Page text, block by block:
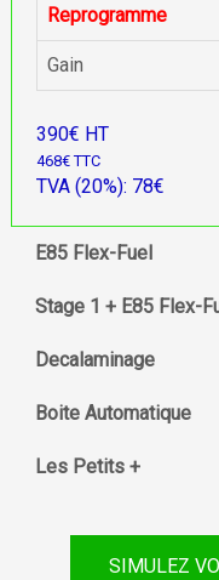
Reprogramme
Gain
390€ HT
468€ TTC
TVA (20%): 78€
E85 Flex-Fuel
Stage 1 + E85 Flex-
Decalaminage
Boite Automatique
Les Petits +
SIMULEZ